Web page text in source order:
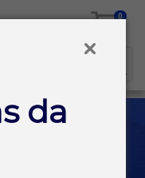
da
0